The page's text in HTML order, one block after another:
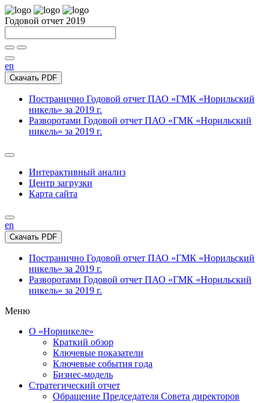
Годовой отчет 2019
en
Скачать PDF
Постранично Годовой отчет ПАО «ГМК «Норильский
никель» за 2019 г.
Разворотами Годовой отчет ПАО «ГМК «Норильский
никель» за 2019 г.
Интерактивный анализ
Центр загрузки
Карта сайта
en
Скачать PDF
Постранично Годовой отчет ПАО «ГМК «Норильский
никель» за 2019 г.
Разворотами Годовой отчет ПАО «ГМК «Норильский
никель» за 2019 г.
Меню
О «Норникеле»
Краткий обзор
Ключевые показатели
Ключевые события года
Бизнес-модель
Стратегический отчет
Обращение Председателя Совета директоров